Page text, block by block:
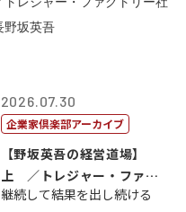
2026.07.30
企業家倶楽部アーカイブ
【野坂英吾の経営道場】
上 ／トレジャー・ファク
トリー社長野坂...
継続して結果を出し続ける